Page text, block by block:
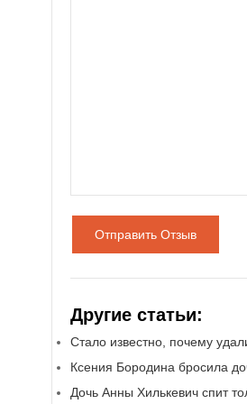
Отправить Отзыв
Другие статьи:
Стало известно, почему
Ксения Бородина бросила
Дочь Анны Хилькевич спит